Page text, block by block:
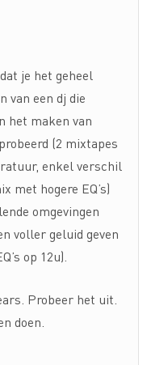
je het geheel
van een dj die
het maken van
(2 mixtapes
enkel verschil
met hogere EQ’s)
omgevingen
voller geluid geven
op 12u).
Probeer het uit.
doen.